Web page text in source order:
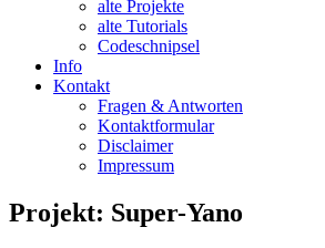
alte Projekte
alte Tutorials
Codeschnipsel
Info
Kontakt
Fragen & Antworten
Kontaktformular
Disclaimer
Impressum
Projekt: Super-Yano